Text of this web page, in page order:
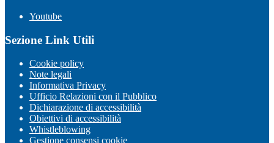
Youtube
Sezione Link Utili
Cookie policy
Note legali
Informativa Privacy
Ufficio Relazioni con il Pubblico
Dichiarazione di accessibilità
Obiettivi di accessibilità
Whistleblowing
Gestione consensi cookie